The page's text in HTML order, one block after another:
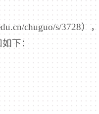
chuguo/s/3728）
下：